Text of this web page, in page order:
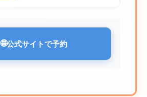
🌐公式サイトで予約